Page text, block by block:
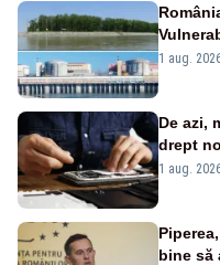
în
1 aug.
De azi,
drept
un
1 aug.
bine să